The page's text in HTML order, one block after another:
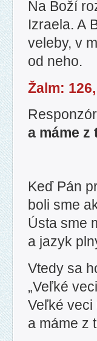
Na Boží
Izraela. A
veleby, v
od neho.
Žalm:
a máme
Keď Pán
boli sme
Ústa sme
a jazyk
Vtedy sa
„Veľké
Veľké veci
a máme z